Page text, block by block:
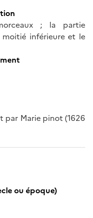
; la partie
moitié inférieure et le
Marie pinot (1626
ou époque)